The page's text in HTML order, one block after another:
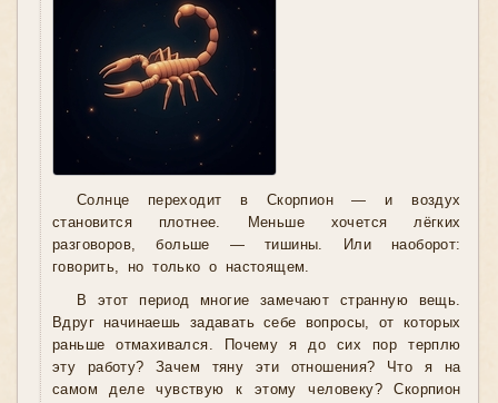
Солнце переходит в Скорпион — и воздух
становится плотнее. Меньше хочется лёгких
разговоров, больше — тишины. Или наоборот:
говорить, но только о настоящем.
В этот период многие замечают странную вещь.
Вдруг начинаешь задавать себе вопросы, от которых
раньше отмахивался. Почему я до сих пор терплю
эту работу? Зачем тяну эти отношения? Что я на
самом деле чувствую к этому человеку? Скорпион